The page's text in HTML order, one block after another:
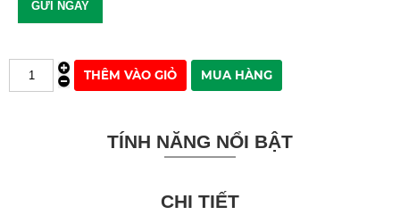
TÍNH NĂNG NỔI BẬT
CHI TIẾT